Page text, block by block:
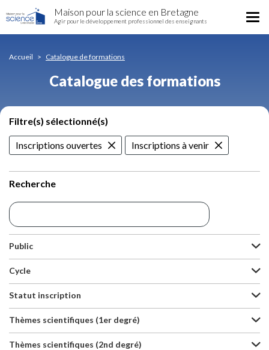
Catalogue
des
au
Maison pour la science en Bretagne
Agir pour le développement professionnel des enseignants
Accueil Catalogue de formations
Catalogue des formations
Filtre(s) sélectionné(s)
Inscriptions ouvertes Inscriptions à venir
Recherche
Public
Cycle
Statut inscription
Thèmes scientifiques (1er degré)
Thèmes scientifiques (2nd degré)